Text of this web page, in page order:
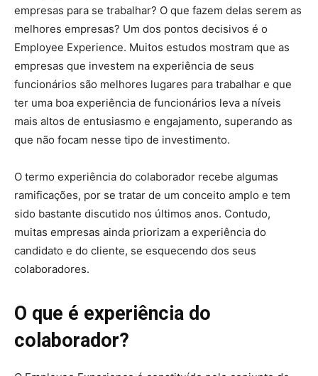
empresas para se trabalhar? O que fazem delas serem as
melhores empresas? Um dos pontos decisivos é o
Employee Experience. Muitos estudos mostram que as
empresas que investem na experiência de seus
funcionários são melhores lugares para trabalhar e que
ter uma boa experiência de funcionários leva a níveis
mais altos de entusiasmo e engajamento, superando as
que não focam nesse tipo de investimento.
O termo experiência do colaborador recebe algumas
ramificações, por se tratar de um conceito amplo e tem
sido bastante discutido nos últimos anos. Contudo,
muitas empresas ainda priorizam a experiência do
candidato e do cliente, se esquecendo dos seus
colaboradores.
O que é experiência do
colaborador?